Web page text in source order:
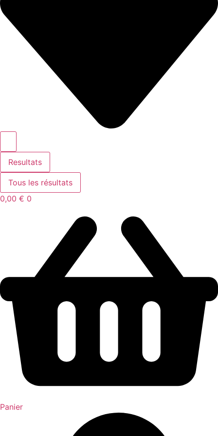
Resultats
Tous les résultats
0,00 € 0
Panier